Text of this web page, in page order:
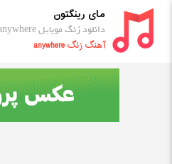
مای رینگتون
دانلود زنگ موبایل anywhere
آهنگ زنگ anywhere